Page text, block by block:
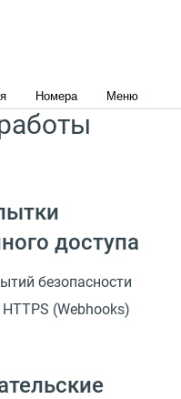
Номера Меню
доступа
безопасности
(Webhooks)